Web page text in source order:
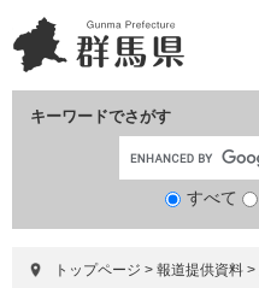
ー
ジ
ニ
ュ
て
キーワードでさがす
すべて
トップページ > 報道提供資料 >